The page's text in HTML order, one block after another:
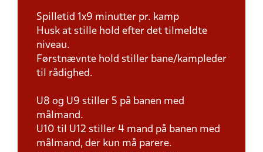
Spilletid 1x9 minutter pr. kamp
Husk at stille hold efter det tilmeldte
niveau.
Førstnævnte hold stiller bane/kampleder
til rådighed.
U8 og U9 stiller 5 på banen med
målmand.
U10 til U12 stiller 4 mand på banen med
målmand, der kun må parere.